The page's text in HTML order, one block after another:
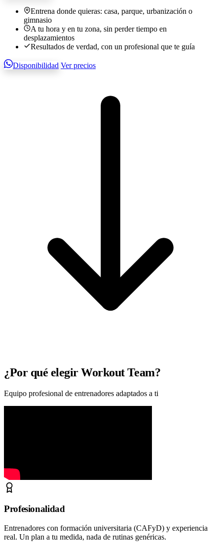
Entrena donde quieras: casa, parque, urbanización o
gimnasio
A tu hora y en tu zona, sin perder tiempo en
desplazamientos
Resultados de verdad, con un profesional que te guía
Disponibilidad Ver precios
¿Por qué elegir Workout Team?
Equipo profesional de entrenadores adaptados a ti
Profesionalidad
Entrenadores con formación universitaria (CAFyD) y experiencia
real. Un plan a tu medida, nada de rutinas genéricas.